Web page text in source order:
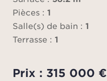
Pièces : 1
Salle(s) de bain : 1
Terrasse : 1
Prix : 315 000 €